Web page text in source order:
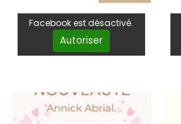
Facebook est désactivé.
Autoriser